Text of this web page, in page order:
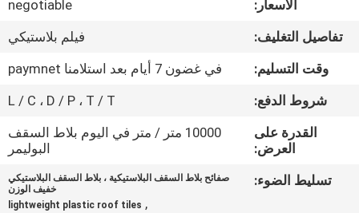
مراقبة
الجودة
اتصل
BLOG
الأسعار:
negotiable
تفاصيل التغليف:
فيلم بلاستيكي
وقت التسليم:
في غضون 7 أيام بعد استلامنا paymnet
شروط الدفع:
L / C ، D / P ، T / T
القدرة على
العرض:
10000 متر / متر في اليوم بلاط السقف
البوليمر
تسليط الضوء:
صفائح بلاط السقف البلاستيكية ، بلاط السقف البلاستيكي
خفيف الوزن
,
lightweight plastic roof tiles